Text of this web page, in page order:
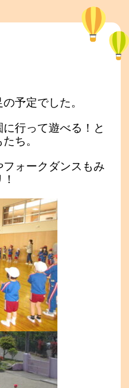
予定でした。
行って遊べる！と
ち。
ォークダンスもみ